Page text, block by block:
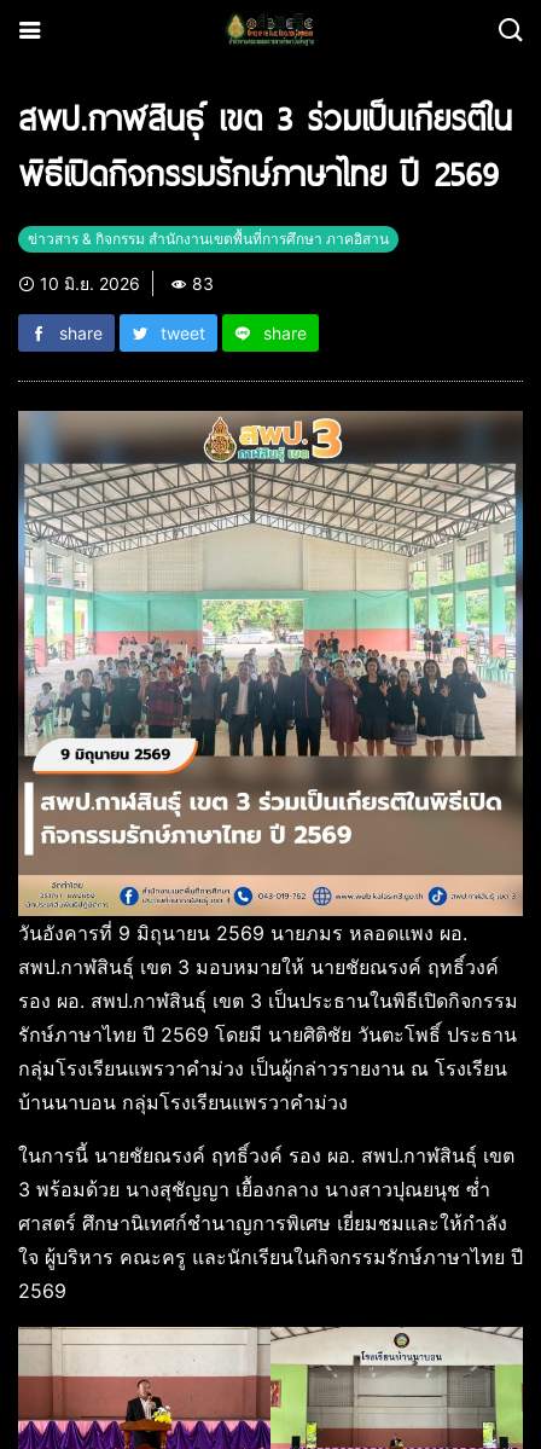
สพป.กาฬสินธุ์ เขต 3 ร่วมเป็นเกียรติใน
พิธีเปิดกิจกรรมรักษ์ภาษาไทย ปี 2569
ข่าวสาร & กิจกรรม สำนักงานเขตพื้นที่การศึกษา ภาคอิสาน
10 มิ.ย. 2026 83
share tweet share
วันอังคารที่ 9 มิถุนายน 2569 นายภมร หลอดแพง ผอ.
สพป.กาฬสินธุ์ เขต 3 มอบหมายให้ นายชัยณรงค์ ฤทธิ์วงค์
รอง ผอ. สพป.กาฬสินธุ์ เขต 3 เป็นประธานในพิธีเปิดกิจกรรม
รักษ์ภาษาไทย ปี 2569 โดยมี นายศิติชัย วันตะโพธิ์ ประธาน
กลุ่มโรงเรียนแพรวาคำม่วง เป็นผู้กล่าวรายงาน ณ โรงเรียน
บ้านนาบอน กลุ่มโรงเรียนแพรวาคำม่วง
ในการนี้ นายชัยณรงค์ ฤทธิ์วงค์ รอง ผอ. สพป.กาฬสินธุ์ เขต
3 พร้อมด้วย นางสุชัญญา เยื้องกลาง นางสาวปุณยนุช ซ่ำ
ศาสตร์ ศึกษานิเทศก์ชำนาญการพิเศษ เยี่ยมชมและให้กำลัง
ใจ ผู้บริหาร คณะครู และนักเรียนในกิจกรรมรักษ์ภาษาไทย ปี
2569